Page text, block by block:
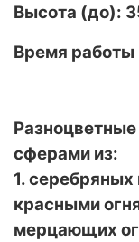
Высота (до):
Время
сферами из:
1.
красными
мерцающих